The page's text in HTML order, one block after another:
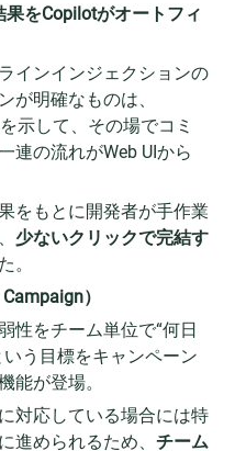
をCopilotがオートフィ
インインジェクションの
が明確なものは、
示して、その場でコミ
連の流れがWeb UIから
をもとに開発者が手作業
少ないクリックで完結す
。
）
性をチーム単位で“何日
う目標をキャンペーン
能が登場。
対応している場合には特
進められるため、 チーム